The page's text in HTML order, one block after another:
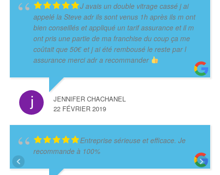
J avais un double vitrage cassé j ai
appelé la Steve adr ils sont venus 1h après ils m ont
bien conseillés et appliqué un tarif assurance et il m
ont pris une partie de ma franchise du coup ça me
coûtait que 50€ et j ai été rembousé le reste par l
assurance merci adr a recommander
JENNIFER CHACHANEL
22 FÉVRIER 2019
Entreprise sérieuse et efficace. Je
recommande à 100%